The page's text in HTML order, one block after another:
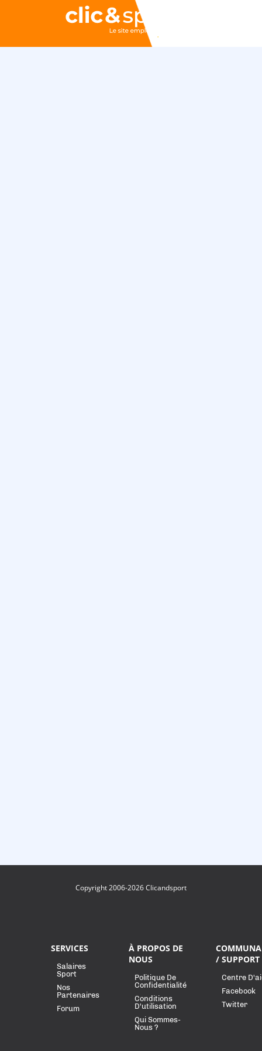
Copyright 2006-2026 Clicandsport
SERVICES
Salaires
Sport
Nos
Partenaires
Forum
À PROPOS DE
NOUS
Politique De
Confidentialité
Conditions
D'utilisation
Qui Sommes-
Nous ?
/ SUPPORT
Centre
Facebook
Twitter